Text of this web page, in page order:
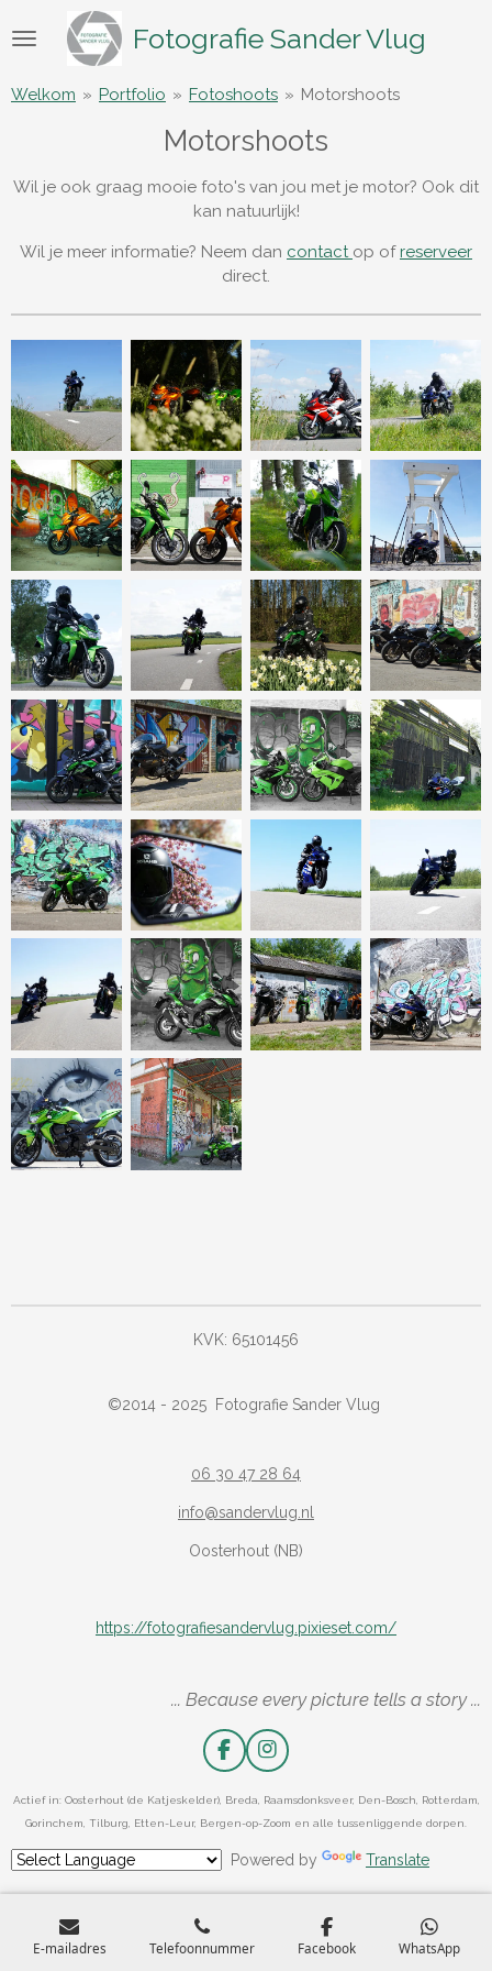
direct
de
Fotografie Sander Vlug
Welkom » Portfolio » Fotoshoots » Motorshoots
Motorshoots
Wil je ook graag mooie foto's van jou met je motor? Ook dit
kan natuurlijk!
Wil je meer informatie? Neem dan contact op ofreserveer
direct.
KVK: 65101456
©2014 - 2025 Fotografie Sander Vlug
06 30 47 28 64
info@sandervlug.nl
Oosterhout (NB)
https://fotografiesandervlug.pixieset.com/
... Because every picture tells a story ...
F
a
c
e
o
k
I
n
s
t
g
a
Actief in: Oosterhout (de Katjeskelder), Breda, Raamsdonksveer, Den-Bosch, Rotterdam,
Gorinchem, Tilburg, Etten-Leur, Bergen-op-Zoom en alle tussenliggende dorpen.
Powered by Translate
E-mailadres Telefoonnummer Facebook WhatsApp